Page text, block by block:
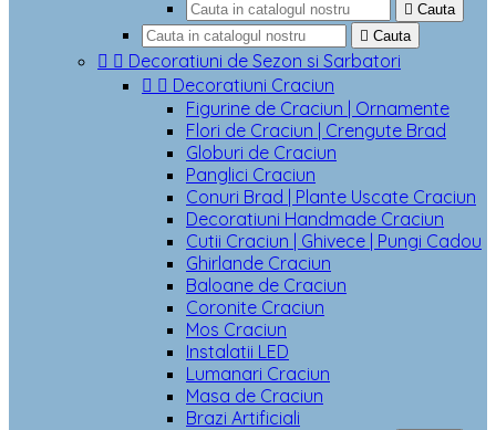
 Cauta
 Cauta
  Decoratiuni de Sezon si Sarbatori
  Decoratiuni Craciun
Figurine de Craciun | Ornamente
Flori de Craciun | Crengute Brad
Globuri de Craciun
Panglici Craciun
Conuri Brad | Plante Uscate Craciun
Decoratiuni Handmade Craciun
Cutii Craciun | Ghivece | Pungi Cadou
Ghirlande Craciun
Baloane de Craciun
Coronite Craciun
Mos Craciun
Instalatii LED
Lumanari Craciun
Masa de Craciun
Brazi Artificiali